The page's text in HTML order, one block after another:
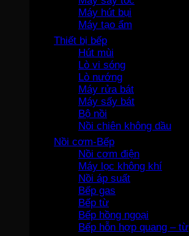
Máy hút bụi
Máy tạo ẩm
Thiết bị bếp
Hút mùi
Lò vi sóng
Lò nướng
Máy rửa bát
Máy sấy bát
Bộ nồi
Nồi chiên không dầu
Nồi cơm-Bếp
Nồi cơm điện
Máy lọc không khí
Nồi áp suất
Bếp gas
Bếp từ
Bếp hồng ngoại
Bếp hỗn hợp quang – từ